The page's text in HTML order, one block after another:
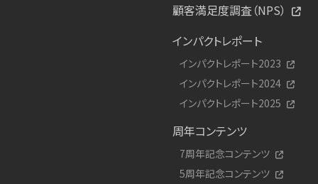
顧客満足度調査（NPS）
インパクトレポート
インパクトレポート2023
インパクトレポート2024
インパクトレポート2025
周年コンテンツ
7周年記念コンテンツ
5周年記念コンテンツ